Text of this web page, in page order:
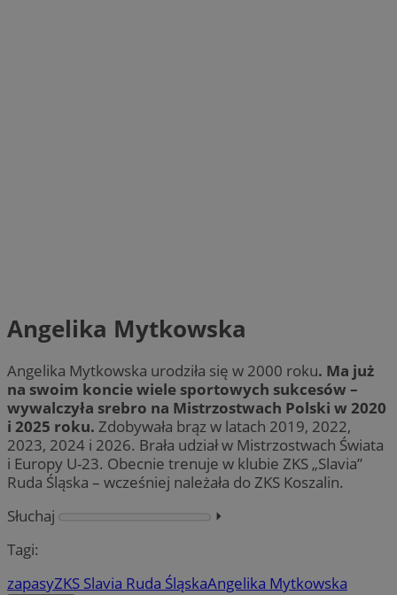
Angelika Mytkowska
Angelika Mytkowska urodziła się w 2000 roku. Ma już
na swoim koncie wiele sportowych sukcesów –
wywalczyła srebro na Mistrzostwach Polski w 2020
i 2025 roku. Zdobywała brąz w latach 2019, 2022,
2023, 2024 i 2026. Brała udział w Mistrzostwach Świata
i Europy U-23. Obecnie trenuje w klubie ZKS „Slavia”
Ruda Śląska – wcześniej należała do ZKS Koszalin.
Słuchaj
⏵︎
Tagi:
zapasyZKS Slavia Ruda ŚląskaAngelika Mytkowska